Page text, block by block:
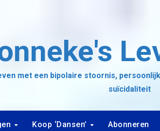
met een bipolaire stoornis,
suïcidaliteit
Koop ‘Dansen’ Abonneren